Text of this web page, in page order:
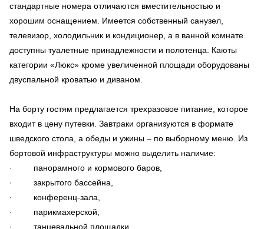
стандартные номера отличаются вместительностью и
хорошим оснащением. Имеется собственный санузел,
телевизор, холодильник и кондиционер, а в ванной комнате
доступны туалетные принадлежности и полотенца. Каюты
категории «Люкс» кроме увеличенной площади оборудованы
двуспальной кроватью и диваном.
На борту гостям предлагается трехразовое питание, которое
входит в цену путевки. Завтраки организуются в формате
шведского стола, а обеды и ужины – по выборному меню. Из
бортовой инфраструктуры можно выделить наличие:
· панорамного и кормового баров,
· закрытого бассейна,
· конференц-зала,
· парикмахерской,
· танцевальной площадки.